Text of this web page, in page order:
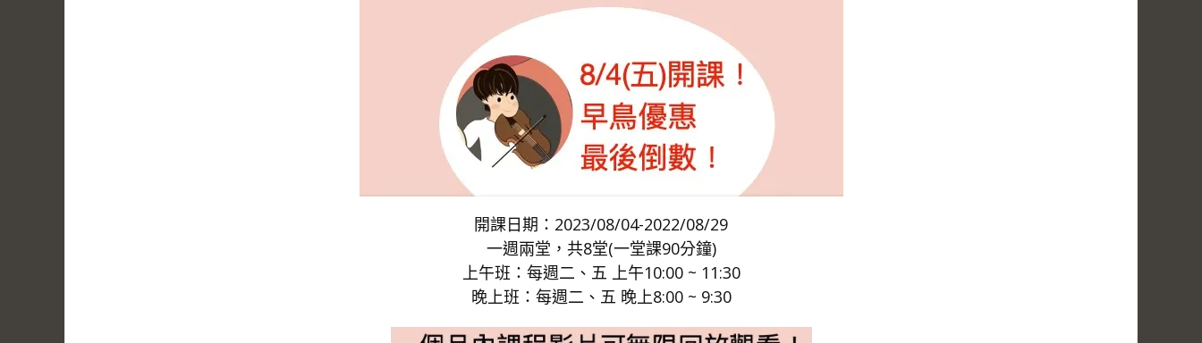
開課日期：2023/08/04-2022/08/29
一週兩堂，共8堂(一堂課90分鐘)
上午班：每週二、五 上午10:00 ~ 11:30
晚上班：每週二、五 晚上8:00 ~ 9:30